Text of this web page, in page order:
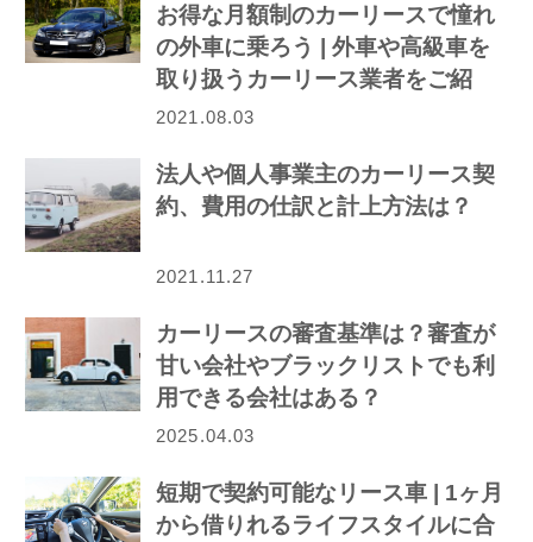
お得な月額制のカーリースで憧れ
の外車に乗ろう | 外車や高級車を
取り扱うカーリース業者をご紹
介！
2021.08.03
法人や個人事業主のカーリース契
約、費用の仕訳と計上方法は？
2021.11.27
カーリースの審査基準は？審査が
甘い会社やブラックリストでも利
用できる会社はある？
2025.04.03
短期で契約可能なリース車 | 1ヶ月
から借りれるライフスタイルに合